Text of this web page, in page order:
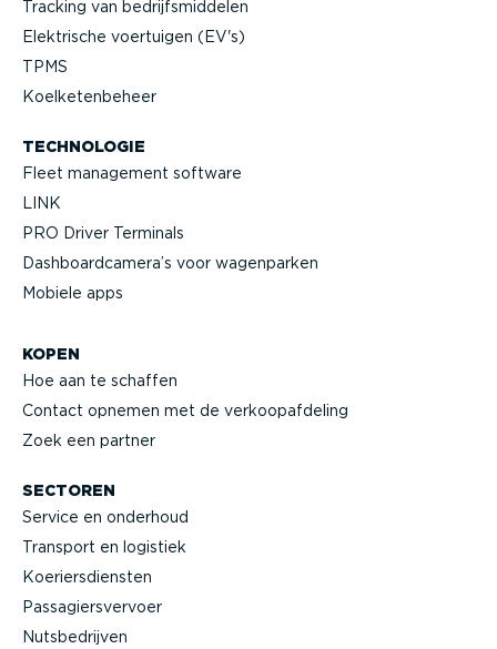
Tracking van bedrijfs­mid­delen
Elektrische voertuigen (EV's)
TPMS
Koelke­ten­beheer
TECHNOLOGIE
Fleet management software
LINK
PRO Driver Terminals
Dashboard­camera’s voor wagenparken
Mobiele apps
KOPEN
Hoe aan te schaffen
Contact opnemen met de verkoop­af­deling
Zoek een partner
SECTOREN
Service en onderhoud
Transport en logistiek
Koeriers­diensten
Passa­giers­vervoer
Nutsbe­drijven